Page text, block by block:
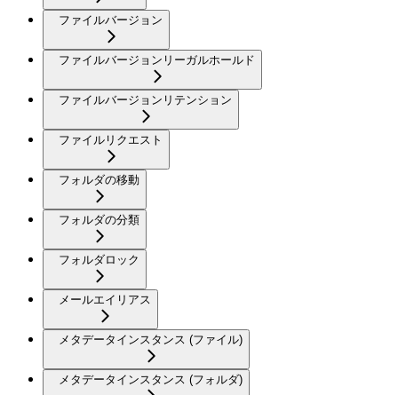
ファイルバージョン
ファイルバージョンリーガルホールド
ファイルバージョンリテンション
ファイルリクエスト
フォルダの移動
フォルダの分類
フォルダロック
メールエイリアス
メタデータインスタンス (ファイル)
メタデータインスタンス (フォルダ)